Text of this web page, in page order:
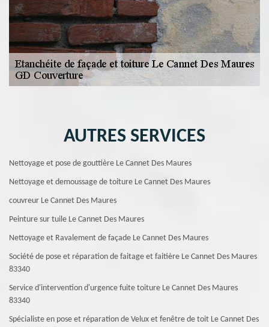
AUTRES SERVICES
Nettoyage et pose de gouttière Le Cannet Des Maures
Nettoyage et demoussage de toiture Le Cannet Des Maures
couvreur Le Cannet Des Maures
Peinture sur tuile Le Cannet Des Maures
Nettoyage et Ravalement de façade Le Cannet Des Maures
Société de pose et réparation de faitage et faitière Le Cannet Des Maures
83340
Service d'intervention d'urgence fuite toiture Le Cannet Des Maures
83340
Spécialiste en pose et réparation de Velux et fenêtre de toit Le Cannet Des